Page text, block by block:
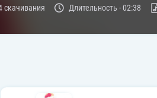
скачивания Длительность -02:38